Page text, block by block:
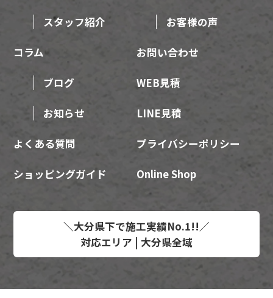
スタッフ紹介 お客様の声
コラム
ブログ
お知らせ
よくある質問
お問い合わせ
WEB見積
LINE見積
プライバシーポリシー
Online Shop
ショッピングガイド
＼大分県下で施工実績No.1!!／
対応エリア | 大分県全域